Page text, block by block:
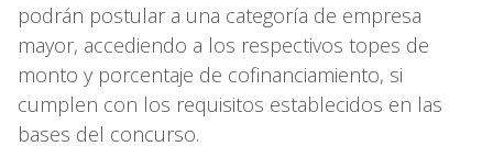
podrán postular a una categoría de empresa
mayor, accediendo a los respectivos topes de
monto y porcentaje de cofinanciamiento, si
cumplen con los requisitos establecidos en las
bases del concurso.